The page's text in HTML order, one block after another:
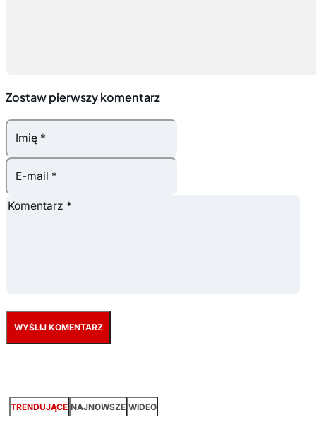
Zostaw pierwszy komentarz
TRENDUJĄCE NAJNOWSZE WIDEO